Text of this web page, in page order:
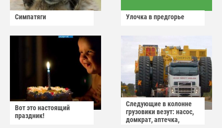
Симпатяги Улочка в предгорье
Вот это настоящий
праздник!
Следующие в колонне
грузовики везут: насос,
домкрат, аптечка,